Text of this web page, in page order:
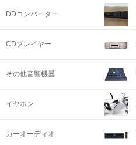
DDコンバーター
CDプレイヤー
その他音響機器
イヤホン
カーオーディオ